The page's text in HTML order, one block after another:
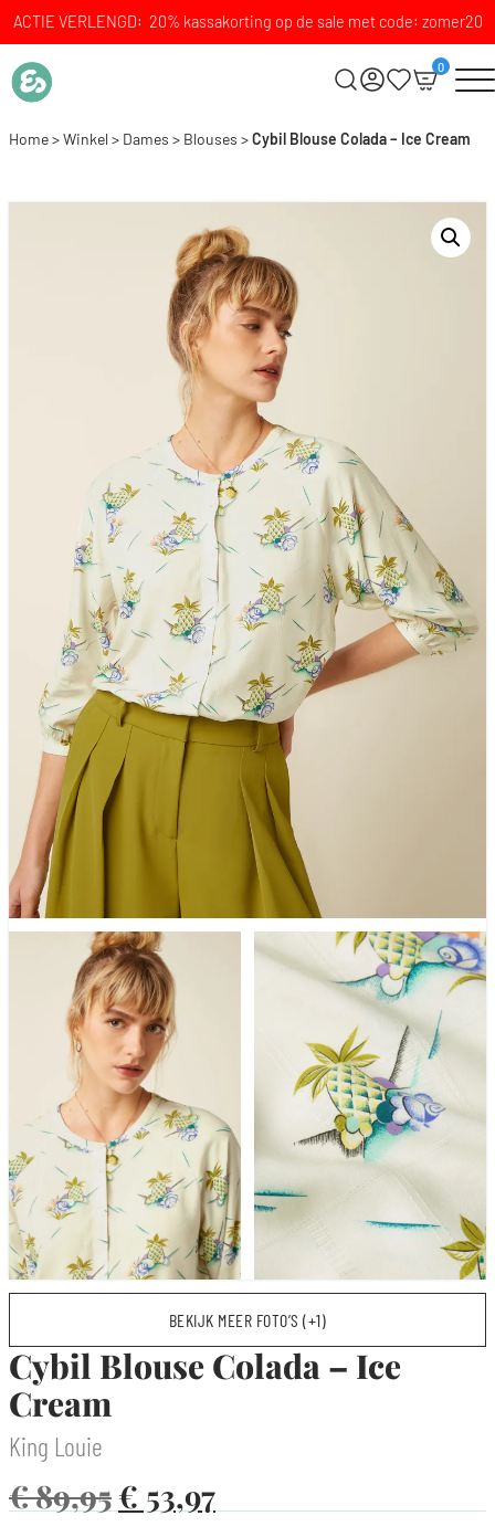
ACTIE VERLENGD: 20% kassakorting op de sale met code: zomer20
0
Home>Winkel> Dames > Blouses >Cybil Blouse Colada – Ice Cream
BEKIJK MEER FOTO’S (+1)
Cybil Blouse Colada – Ice
Cream
King Louie
€89,95€ 53,97